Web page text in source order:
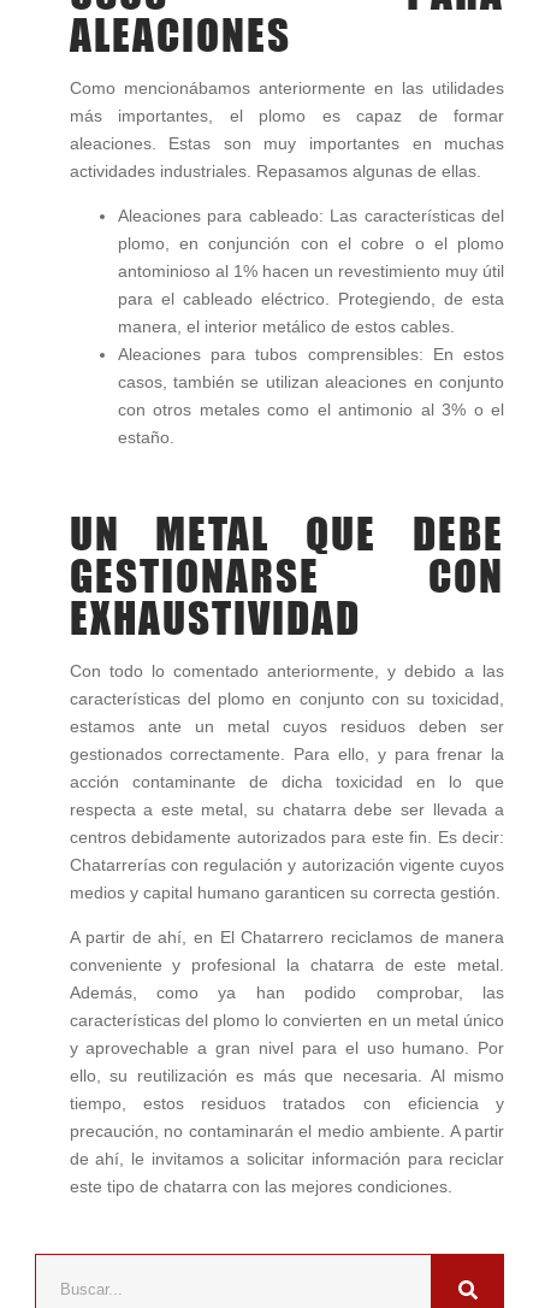
ALEACIONES
Como mencionábamos anteriormente en las utilidades
más importantes, el plomo es capaz de formar
aleaciones. Estas son muy importantes en muchas
actividades industriales. Repasamos algunas de ellas.
Aleaciones para cableado: Las características del
plomo, en conjunción con el cobre o el plomo
antominioso al 1% hacen un revestimiento muy útil
para el cableado eléctrico. Protegiendo, de esta
manera, el interior metálico de estos cables.
Aleaciones para tubos comprensibles: En estos
casos, también se utilizan aleaciones en conjunto
con otros metales como el antimonio al 3% o el
estaño.
UN METAL QUE DEBE
GESTIONARSE CON
EXHAUSTIVIDAD
Con todo lo comentado anteriormente, y debido a las
características del plomo en conjunto con su toxicidad,
estamos ante un metal cuyos residuos deben ser
gestionados correctamente. Para ello, y para frenar la
acción contaminante de dicha toxicidad en lo que
respecta a este metal, su chatarra debe ser llevada a
centros debidamente autorizados para este fin. Es decir:
Chatarrerías con regulación y autorización vigente cuyos
medios y capital humano garanticen su correcta gestión.
A partir de ahí, en El Chatarrero reciclamos de manera
conveniente y profesional la chatarra de este metal.
Además, como ya han podido comprobar, las
características del plomo lo convierten en un metal único
y aprovechable a gran nivel para el uso humano. Por
ello, su reutilización es más que necesaria. Al mismo
tiempo, estos residuos tratados con eficiencia y
precaución, no contaminarán el medio ambiente. A partir
de ahí, le invitamos a solicitar información para reciclar
este tipo de chatarra con las mejores condiciones.